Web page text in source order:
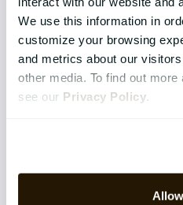
We use this information in
customize your browsing
and metrics about our
other media. To find out more
see our Privacy Policy
CATALYSTONE FOR
Senior Management
IT Chefer
E-bøger